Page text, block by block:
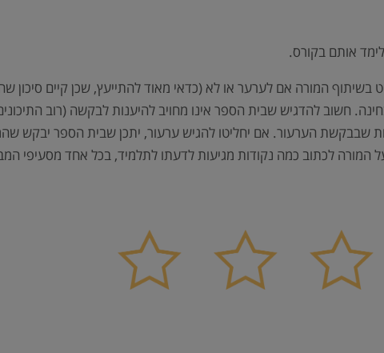
אותם בקורס.
המורה אם לערער או לא (כדאי מאוד להתייעץ, שכן קיים סיכון
חשוב להדגיש שבית הספר אינו מחויב להיענות לבקשה (רוב
שבבקשת הערעור. אם יחליטו להגיש ערעור, יתכן שבית הספר יבקש
המורה לכתוב כמה נקודות מגיעות לדעתו לתלמיד, בכל אחד מסעיפי